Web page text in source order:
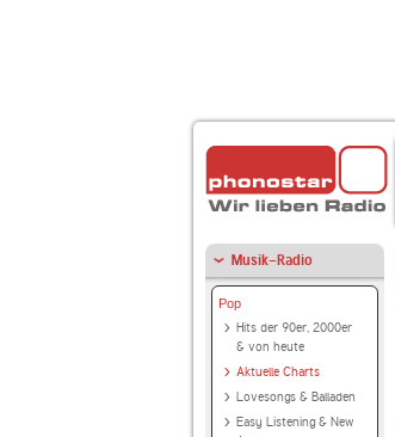
Musik-Radio
Pop
Hits der 90er, 2000er
& von heute
Aktuelle Charts
Lovesongs & Balladen
Easy Listening & New